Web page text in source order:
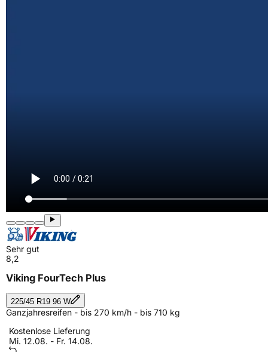
Sehr gut
8,2
Viking FourTech Plus
225/45 R19 96 W
Ganzjahresreifen - bis 270 km/h - bis 710 kg
Kostenlose Lieferung
Mi. 12.08. - Fr. 14.08.